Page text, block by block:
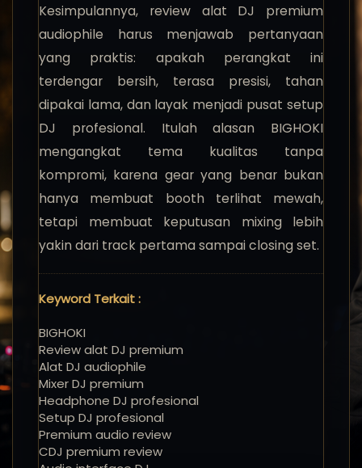
Kesimpulannya, review alat DJ premium
audiophile harus menjawab pertanyaan
yang praktis: apakah perangkat ini
terdengar bersih, terasa presisi, tahan
dipakai lama, dan layak menjadi pusat setup
DJ profesional. Itulah alasan BIGHOKI
mengangkat tema kualitas tanpa
kompromi, karena gear yang benar bukan
hanya membuat booth terlihat mewah,
tetapi membuat keputusan mixing lebih
yakin dari track pertama sampai closing set.
Keyword Terkait :
BIGHOKI
Review alat DJ premium
Alat DJ audiophile
Mixer DJ premium
Headphone DJ profesional
Setup DJ profesional
Premium audio review
CDJ premium review